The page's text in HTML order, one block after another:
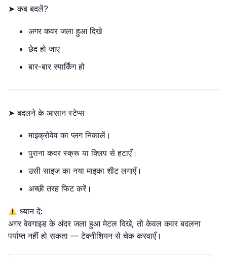
➤ कब बदलें?
अगर कवर जला हुआ दिखे
छेद हो जाए
बार-बार स्पार्किंग हो
➤ बदलने के आसान स्टेप्स
माइक्रोवेव का प्लग निकालें।
पुराना कवर स्क्रू या क्लिप से हटाएँ।
उसी साइज का नया माइका शीट लगाएँ।
अच्छी तरह फिट करें।
ध्यान दें:
अगर वेवगाइड के अंदर जला हुआ मेटल दिखे, तो केवल कवर बदलना
पर्याप्त नहीं हो सकता — टेक्नीशियन से चेक करवाएँ।